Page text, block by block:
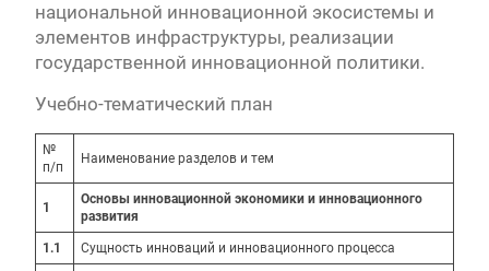
национальной инновационной экосистемы и
элементов инфраструктуры, реализации
государственной инновационной политики.
Учебно-тематический план
№
п/п
Наименование разделов и тем
1
Основы инновационной экономики и инновационного
развития
1.1 Сущность инноваций и инновационного процесса